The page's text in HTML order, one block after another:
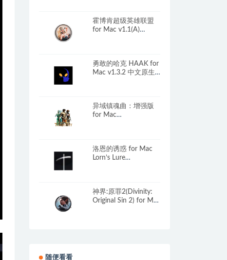
霍博肯超级英雄联盟
for Mac v1.1(A)
勇敢的哈克 HAAK for
Mac v1.3.2 中文原生
异域镇魂曲：增强版
for Mac
洛恩的诱惑 for Mac
Lorn’s Lure
神界:原罪2(Divinity:
Original Sin 2) for Mac
随便看看